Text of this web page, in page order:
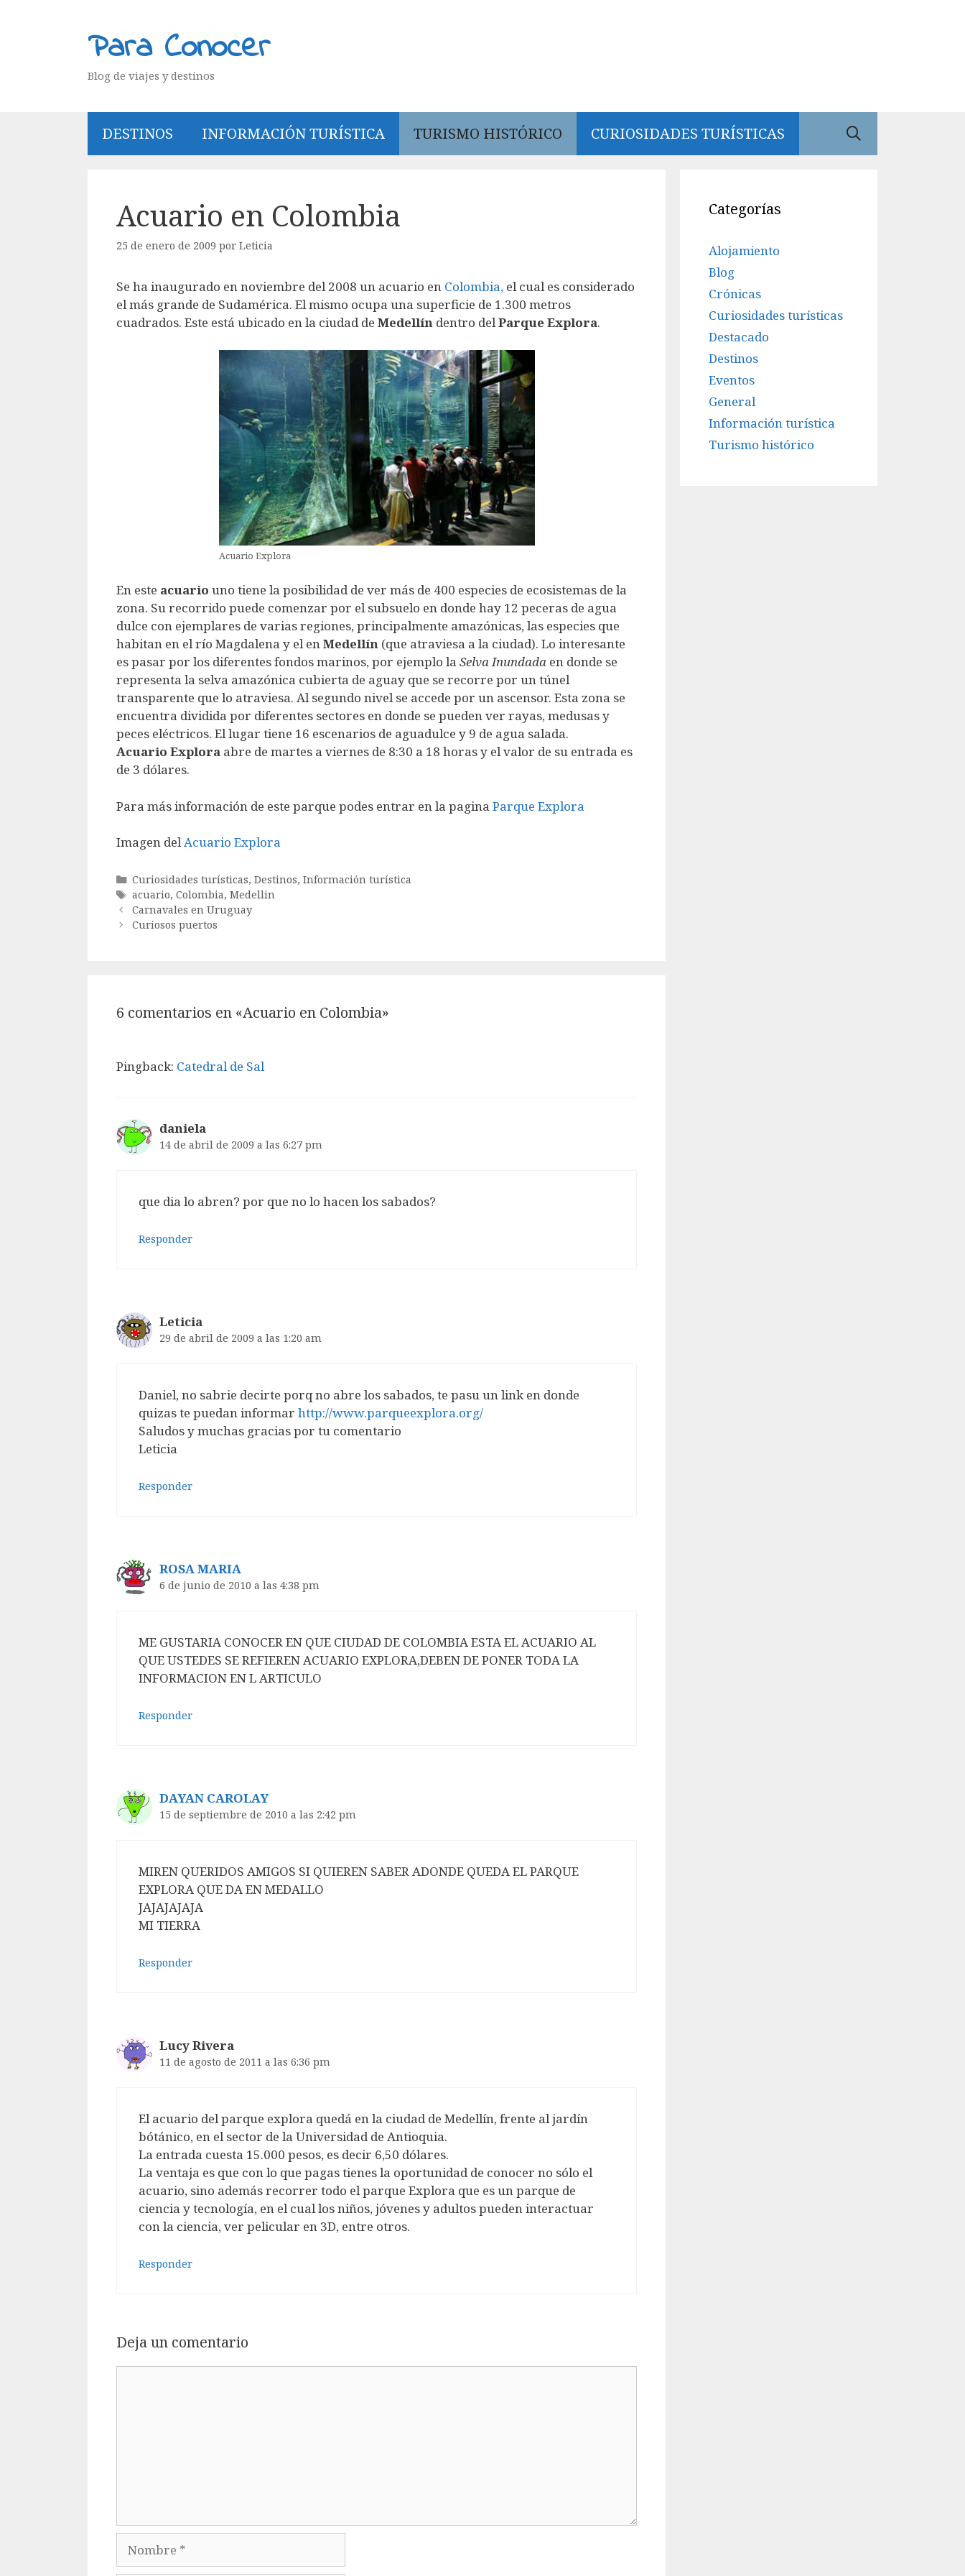
Para Conocer
Blog de viajes y destinos
DESTINOS INFORMACIÓN TURÍSTICA TURISMO HISTÓRICO CURIOSIDADES TURÍSTICAS
Acuario en Colombia
25 de enero de 2009 por Leticia
Se ha inaugurado en noviembre del 2008 un acuario en Colombia, el cual es considerado
el más grande de Sudamérica. El mismo ocupa una superficie de 1.300 metros
cuadrados. Este está ubicado en la ciudad de Medellín dentro delParque Explora.
Acuario Explora
En este acuario uno tiene la posibilidad de ver más de 400 especies de ecosistemas de la
zona. Su recorrido puede comenzar por el subsuelo en donde hay 12 peceras de agua
dulce con ejemplares de varias regiones, principalmente amazónicas, las especies que
habitan en el río Magdalena y el enMedellín (que atraviesa a la ciudad). Lo interesante
es pasar por los diferentes fondos marinos, por ejemplo la Selva Inundada en donde se
representa la selva amazónica cubierta de aguay que se recorre por un túnel
transparente que lo atraviesa. Al segundo nivel se accede por un ascensor. Esta zona se
encuentra dividida por diferentes sectores en donde se pueden ver rayas, medusas y
peces eléctricos. El lugar tiene 16 escenarios de aguadulce y 9 de agua salada.
Acuario Explora abre de martes a viernes de 8:30 a 18 horas y el valor de su entrada es
de 3 dólares.
Para más información de este parque podes entrar en la pagina Parque Explora
Imagen delAcuario Explora
Categorías
Curiosidades turísticas, Destinos, Información turística
Etiquetas
acuario, Colombia, Medellin
Carnavales en Uruguay
Curiosos puertos
6 comentarios en «Acuario en Colombia»
Pingback: Catedral de Sal
daniela
14 de abril de 2009 a las 6:27 pm
que dia lo abren? por que no lo hacen los sabados?
Responder
Leticia
29 de abril de 2009 a las 1:20 am
Daniel, no sabrie decirte porq no abre los sabados, te pasu un link en donde
quizas te puedan informar http://www.parqueexplora.org/
Saludos y muchas gracias por tu comentario
Leticia
Responder
ROSA MARIA
6 de junio de 2010 a las 4:38 pm
ME GUSTARIA CONOCER EN QUE CIUDAD DE COLOMBIA ESTA EL ACUARIO AL
QUE USTEDES SE REFIEREN ACUARIO EXPLORA,DEBEN DE PONER TODA LA
INFORMACION EN L ARTICULO
Responder
DAYAN CAROLAY
15 de septiembre de 2010 a las 2:42 pm
MIREN QUERIDOS AMIGOS SI QUIEREN SABER ADONDE QUEDA EL PARQUE
EXPLORA QUE DA EN MEDALLO
JAJAJAJAJA
MI TIERRA
Responder
Lucy Rivera
11 de agosto de 2011 a las 6:36 pm
El acuario del parque explora quedá en la ciudad de Medellín, frente al jardín
bótánico, en el sector de la Universidad de Antioquia.
La entrada cuesta 15.000 pesos, es decir 6,50 dólares.
La ventaja es que con lo que pagas tienes la oportunidad de conocer no sólo el
acuario, sino además recorrer todo el parque Explora que es un parque de
ciencia y tecnología, en el cual los niños, jóvenes y adultos pueden interactuar
con la ciencia, ver pelicular en 3D, entre otros.
Responder
Deja un comentario
Nombre
Categorías
Alojamiento
Blog
Crónicas
Curiosidades turísticas
Destacado
Destinos
Eventos
General
Información turística
Turismo histórico